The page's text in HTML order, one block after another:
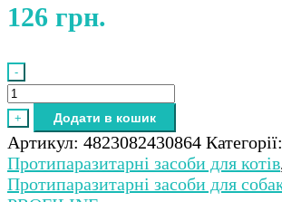
126 грн.
-
Спрей
ProVet
Profiline
для
котів
та
+ Додати в кошик
Артикул: 4823082430864 Категорії:
Протипаразитарні засоби для котів
Протипаразитарні засоби для